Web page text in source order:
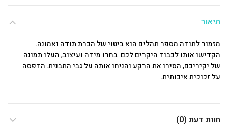
תיאור
מזמור לתודה מספר תהלים הוא ביטוי של הכרת תודה ואמונה.
הקדישו אותו לכבוד היקרים לכם. בחרו מידה ועיצוב, העלו תמונה
של יקיריכם, הסירו את הרקע והניחו אותה על גבי התבנית. הדפסה
על זכוכית איכותית.
חוות דעת (0)